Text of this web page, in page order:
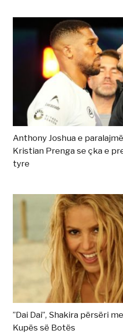
Anthony Joshua e
Kristian Prenga se çka e
tyre
”Dai Dai”, Shakira përsëri
Kupës së Botës